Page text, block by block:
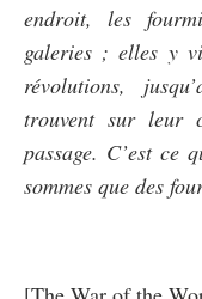
endroit, les
galeries ; elles y
révolutions,
trouvent sur leur
passage. C’est ce
sommes que des